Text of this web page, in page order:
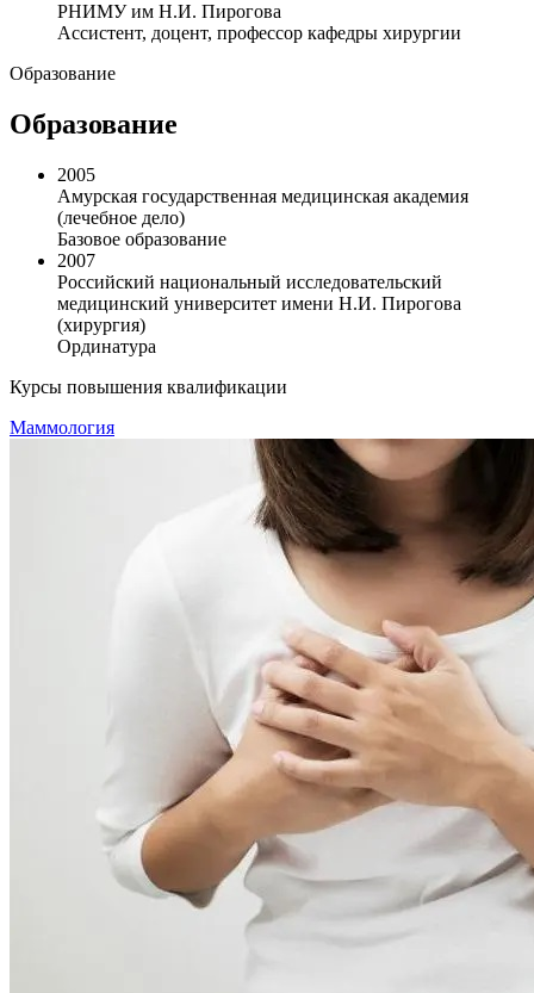
РНИМУ им Н.И. Пирогова
Ассистент, доцент, профессор кафедры хирургии
Образование
Образование
2005
Амурская государственная медицинская академия
(лечебное дело)
Базовое образование
2007
Российский национальный исследовательский
медицинский университет имени Н.И. Пирогова
(хирургия)
Ординатура
Курсы повышения квалификации
Маммология